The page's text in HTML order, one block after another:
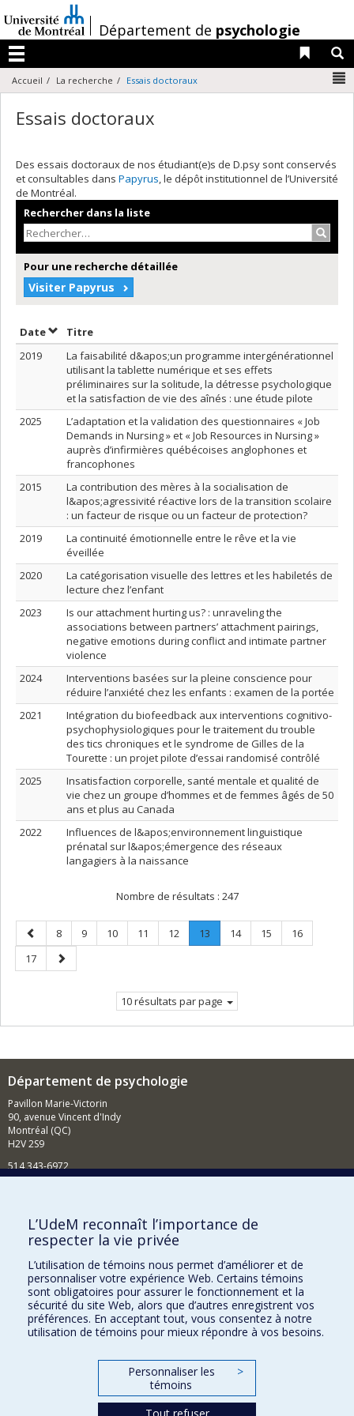
au
contenu
/Département de psychologie
Menu
Liens
Accueil La recherche Essais doctoraux
Essais doctoraux
Des essais doctoraux de nos étudiant(e)s de D.psy sont conservés
et consultables dans Papyrus, le dépôt institutionnel de l’Université
de Montréal.
Rechercher dans la liste
Pour une recherche détaillée
Visiter Papyrus
DateTrier par date en ordre décroissant
Titre
2019
La faisabilité d&apos;un programme intergénérationnel
utilisant la tablette numérique et ses effets
préliminaires sur la solitude, la détresse psychologique
et la satisfaction de vie des aînés : une étude pilote
2025
L’adaptation et la validation des questionnaires « Job
Demands in Nursing » et « Job Resources in Nursing »
auprès d’infirmières québécoises anglophones et
francophones
2015
La contribution des mères à la socialisation de
l&apos;agressivité réactive lors de la transition scolaire
: un facteur de risque ou un facteur de protection?
2019
La continuité émotionnelle entre le rêve et la vie
éveillée
2020
La catégorisation visuelle des lettres et les habiletés de
lecture chez l’enfant
2023
Is our attachment hurting us? : unraveling the
associations between partners’ attachment pairings,
negative emotions during conflict and intimate partner
violence
2024
Interventions basées sur la pleine conscience pour
réduire l’anxiété chez les enfants : examen de la portée
2021
Intégration du biofeedback aux interventions cognitivo-
psychophysiologiques pour le traitement du trouble
des tics chroniques et le syndrome de Gilles de la
Tourette : un projet pilote d’essai randomisé contrôlé
2025
Insatisfaction corporelle, santé mentale et qualité de
vie chez un groupe d’hommes et de femmes âgés de 50
ans et plus au Canada
2022
Influences de l&apos;environnement linguistique
prénatal sur l&apos;émergence des réseaux
langagiers à la naissance
Nombre de résultats : 247
Page
précédente
Page
8 Page
9 Page
10 Page
11 Page
12 Page
13
Page
Page
14 Page
15 Page
16
Page
17
Page
suivante
10 résultats par page
Département de psychologie
Pavillon Marie-Victorin
90, avenue Vincent d'Indy
Montréal (QC)
H2V 2S9
514 343-6972
Comment soutenir le Département?
BESOIN D'AIDE?
Plan du site
Signaler une erreur
Accessibilité
FACULTÉ DES ARTS ET DES SCIENCES
Nos départements et écoles
L’UdeM reconnaît l’importance de
respecter la vie privée
L’utilisation de témoins nous permet d’améliorer et de
personnaliser votre expérience Web. Certains témoins
sont obligatoires pour assurer le fonctionnement et la
sécurité du site Web, alors que d’autres enregistrent vos
préférences. En acceptant tout, vous consentez à notre
utilisation de témoins pour mieux répondre à vos besoins.
Personnaliser les
témoins
>
Tout refuser